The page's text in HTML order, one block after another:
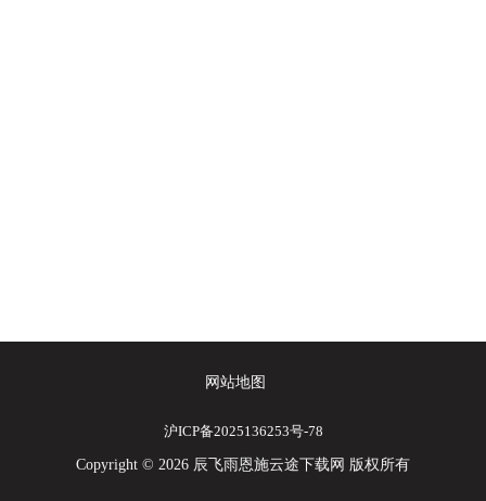
网站地图
沪ICP备2025136253号-78
Copyright © 2026 辰飞雨恩施云途下载网 版权所有